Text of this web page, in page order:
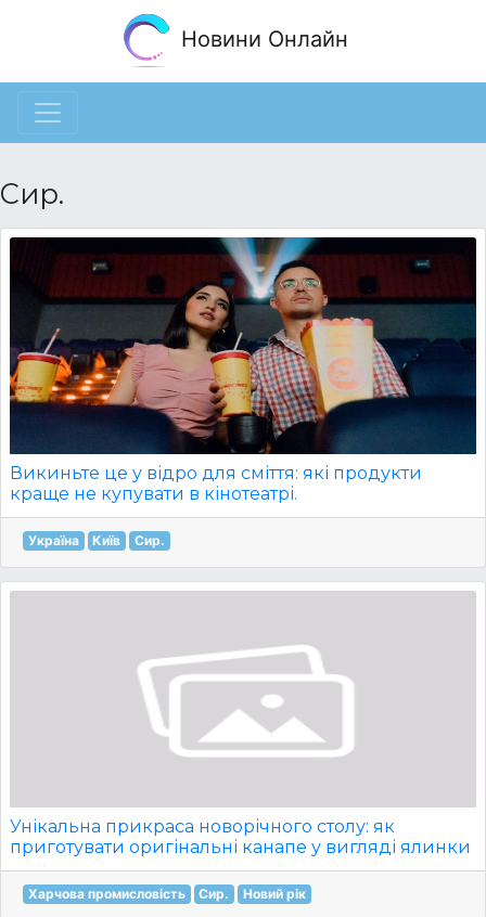
Новини Онлайн
Сир.
Викиньте це у відро для сміття: які продукти
краще не купувати в кінотеатрі.
Україна Київ Сир.
Унікальна прикраса новорічного столу: як
приготувати оригінальні канапе у вигляді ялинки
Харчова промисловість Сир. Новий рік